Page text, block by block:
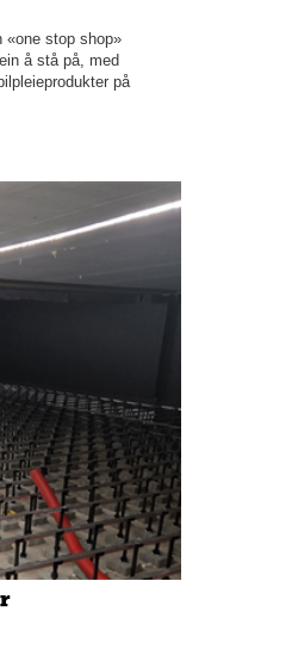
«one stop shop»
å stå på, med
på